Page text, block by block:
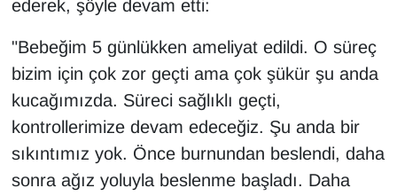
ederek, şöyle devam etti:
"Bebeğim 5 günlükken ameliyat edildi. O süreç
bizim için çok zor geçti ama çok şükür şu anda
kucağımızda. Süreci sağlıklı geçti,
kontrollerimize devam edeceğiz. Şu anda bir
sıkıntımız yok. Önce burnundan beslendi, daha
sonra ağız yoluyla beslenme başladı. Daha